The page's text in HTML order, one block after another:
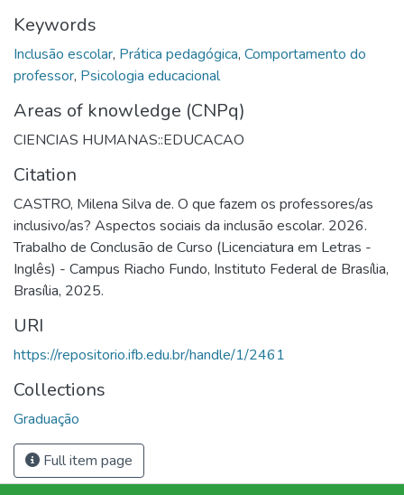
Keywords
Inclusão escolar, Prática pedagógica, Comportamento do
professor, Psicologia educacional
Areas of knowledge (CNPq)
CIENCIAS HUMANAS::EDUCACAO
Citation
CASTRO, Milena Silva de. O que fazem os professores/as
inclusivo/as? Aspectos sociais da inclusão escolar. 2026.
Trabalho de Conclusão de Curso (Licenciatura em Letras -
Inglês) - Campus Riacho Fundo, Instituto Federal de Brasília,
Brasília, 2025.
URI
https://repositorio.ifb.edu.br/handle/1/2461
Collections
Graduação
Full item page